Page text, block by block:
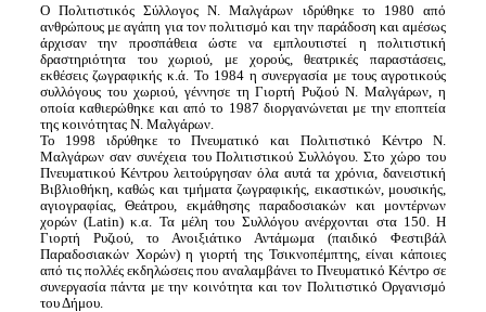
Ο Πολιτιστικός Σύλλογος Ν. Μαλγάρων ιδρύθηκε το 1980 από
ανθρώπους με αγάπη για τον πολιτισμό και την παράδοση και αμέσως
άρχισαν την προσπάθεια ώστε να εμπλουτιστεί η πολιτιστική
δραστηριότητα του χωριού, με χορούς, θεατρικές παραστάσεις,
εκθέσεις ζωγραφικής κ.ά. Το 1984 η συνεργασία με τους αγροτικούς
συλλόγους του χωριού, γέννησε τη Γιορτή Ρυζιού Ν. Μαλγάρων, η
οποία καθιερώθηκε και από το 1987 διοργανώνεται με την εποπτεία
της κοινότητας Ν. Μαλγάρων.
Το 1998 ιδρύθηκε το Πνευματικό και Πολιτιστικό Κέντρο Ν.
Μαλγάρων σαν συνέχεια του Πολιτιστικού Συλλόγου. Στο χώρο του
Πνευματικού Κέντρου λειτούργησαν όλα αυτά τα χρόνια, δανειστική
Βιβλιοθήκη, καθώς και τμήματα ζωγραφικής, εικαστικών, μουσικής,
αγιογραφίας, Θεάτρου, εκμάθησης παραδοσιακών και μοντέρνων
χορών (Latin) κ.α. Τα μέλη του Συλλόγου ανέρχονται στα 150. Η
Γιορτή Ρυζιού, το Ανοιξιάτικο Αντάμωμα (παιδικό Φεστιβάλ
Παραδοσιακών Χορών) η γιορτή της Τσικνοπέμπτης, είναι κάποιες
από τις πολλές εκδηλώσεις που αναλαμβάνει το Πνευματικό Κέντρο σε
συνεργασία πάντα με την κοινότητα και τον Πολιτιστικό Οργανισμό
του Δήμου.